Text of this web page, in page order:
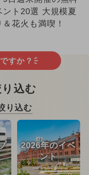
ント20選 大規模夏
＆花火も満喫！
すか？
込む
り込む
2026年のイベ
ント